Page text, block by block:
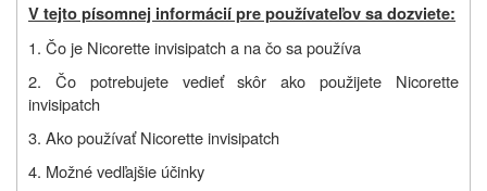
V tejto písomnej informácií pre používateľov sa dozviete:
1. Čo je Nicorette invisipatch a na čo sa používa
2. Čo potrebujete vedieť skôr ako použijete Nicorette
invisipatch
3. Ako používať Nicorette invisipatch
4. Možné vedľajšie účinky